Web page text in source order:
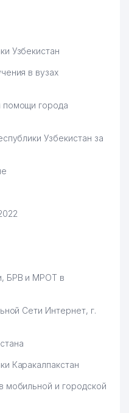
Узбекистан
в вузах
помощи города
Узбекистан за
БРВ и МРОТ в
Сети Интернет, г.
Каракалпакстан
мобильной и городской